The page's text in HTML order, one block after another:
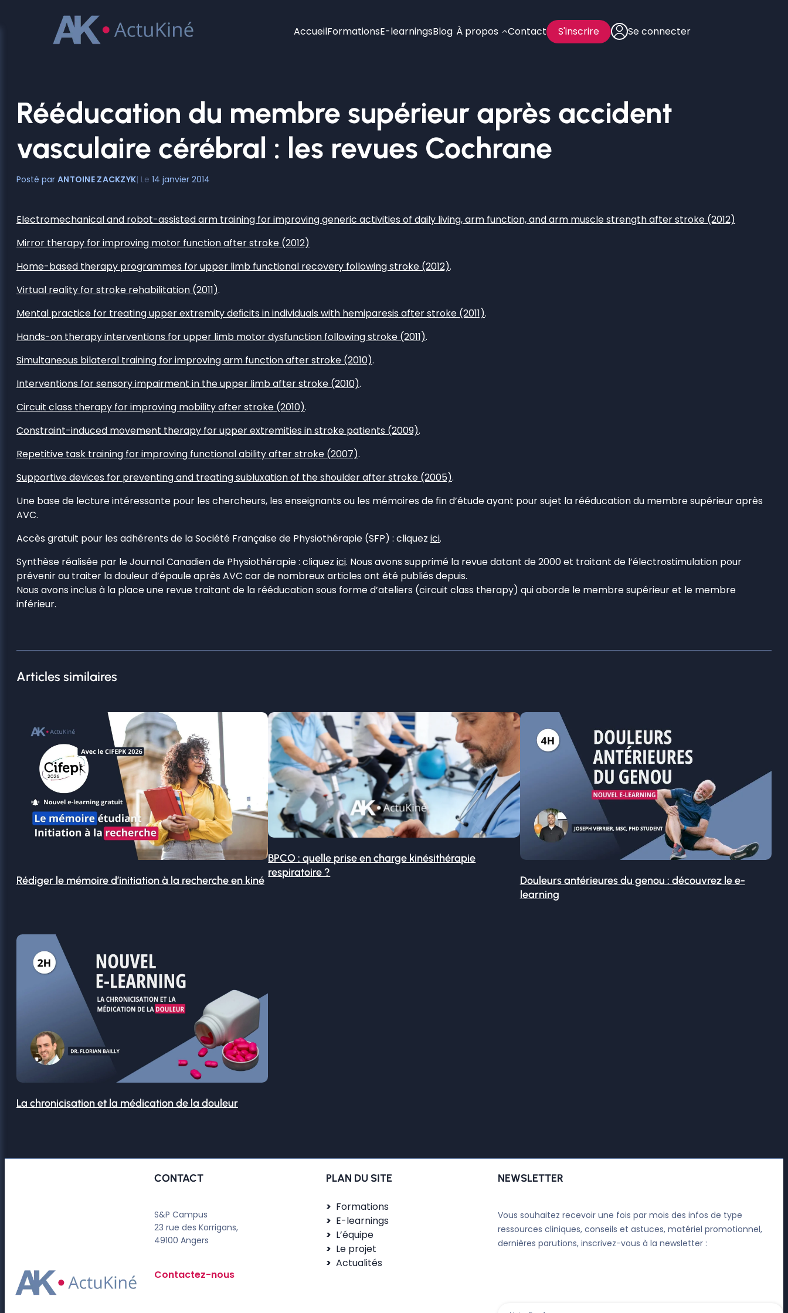
AccueilFormationsE-learningsBlog À propos Contact S'inscrire Se connecter
Rééducation du membre supérieur après accident
vasculaire cérébral : les revues Cochrane
ANTOINE ZACKZYK 14 janvier 2014
Electromechanical and robot-assisted arm training for improving generic activities of daily living, arm function, and arm muscle strength after stroke (2012)
Mirror therapy for improving motor function after stroke (2012)
Home-based therapy programmes for upper limb functional recovery following stroke (2012).
Virtual reality for stroke rehabilitation (2011).
Mental practice for treating upper extremity deﬁcits in individuals with hemiparesis after stroke (2011).
Hands-on therapy interventions for upper limb motor dysfunction following stroke (2011).
Simultaneous bilateral training for improving arm function after stroke (2010).
Interventions for sensory impairment in the upper limb after stroke (2010).
Circuit class therapy for improving mobility after stroke (2010).
Constraint-induced movement therapy for upper extremities in stroke patients (2009).
Repetitive task training for improving functional ability after stroke (2007).
Supportive devices for preventing and treating subluxation of the shoulder after stroke (2005).
Une base de lecture intéressante pour les chercheurs, les enseignants ou les mémoires de fin d’étude ayant pour sujet la rééducation du membre supérieur après
AVC.
Accès gratuit pour les adhérents de la Société Française de Physiothérapie (SFP) : cliquez ici.
Synthèse réalisée par le Journal Canadien de Physiothérapie : cliquez ici. Nous avons supprimé la revue datant de 2000 et traitant de l’électrostimulation pour
prévenir ou traiter la douleur d’épaule après AVC car de nombreux articles ont été publiés depuis.
Nous avons inclus à la place une revue traitant de la rééducation sous forme d’ateliers (circuit class therapy) qui aborde le membre supérieur et le membre
inférieur.
Articles similaires
Rédiger le mémoire d’initiation à la recherche en kiné
BPCO : quelle prise en charge kinésithérapie
respiratoire ?
Douleurs antérieures du genou : découvrez le e-
learning
La chronicisation et la médication de la douleur
CONTACT
S&P Campus
23 rue des Korrigans,
49100 Angers
Contactez-nous
PLAN DU SITE
Formations
E-learnings
L’équipe
Le projet
Actualités
NEWSLETTER
Vous souhaitez recevoir une fois par mois des infos de type
ressources cliniques, conseils et astuces, matériel promotionnel,
dernières parutions, inscrivez-vous à la newsletter :